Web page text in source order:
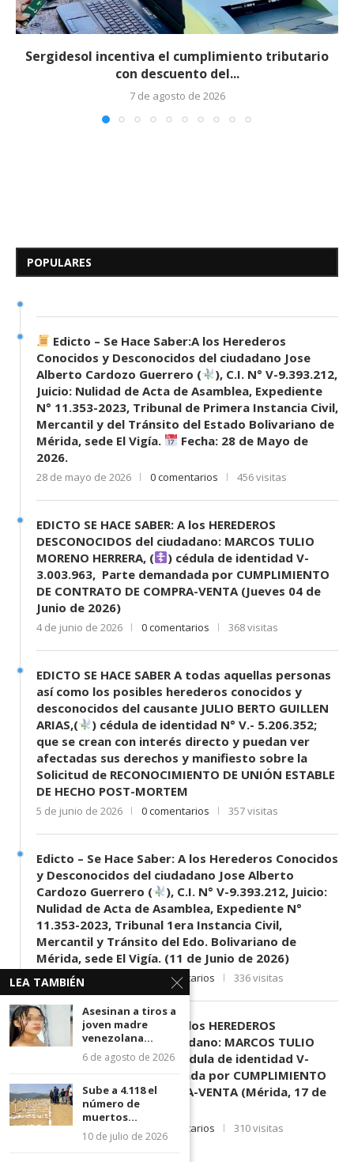
Sergidesol incentiva el cumplimiento tributario
con descuento del...
7 de agosto de 2026
POPULARESDesconocidos del...
Edicto – Se Hace Saber:A los Herederos
Conocidos y Desconocidos del ciudadano Jose
Alberto Cardozo Guerrero (
), C.I. N° V-9.393.212,
Juicio: Nulidad de Acta de Asamblea, Expediente
N° 11.353-2023, Tribunal de Primera Instancia Civil,
Mercantil y del Tránsito del Estado Bolivariano de
Mérida, sede El Vigía.
Fecha: 28 de Mayo de
2026.
28 de mayo de 2026 0 comentarios 456 visitas
EDICTO SE HACE SABER: A los HEREDEROS
DESCONOCIDOS del ciudadano: MARCOS TULIO
MORENO HERRERA, (
) cédula de identidad V-
3.003.963, Parte demandada por CUMPLIMIENTO
DE CONTRATO DE COMPRA-VENTA (Jueves 04 de
Junio de 2026)
4 de junio de 2026 0 comentarios 368 visitas
EDICTO SE HACE SABER A todas aquellas personas
así como los posibles herederos conocidos y
desconocidos del causante JULIO BERTO GUILLEN
ARIAS,(
) cédula de identidad N° V.- 5.206.352;
que se crean con interés directo y puedan ver
afectadas sus derechos y manifiesto sobre la
Solicitud de RECONOCIMIENTO DE UNIÓN ESTABLE
DE HECHO POST-MORTEM
5 de junio de 2026 0 comentarios 357 visitas
Edicto – Se Hace Saber: A los Herederos Conocidos
y Desconocidos del ciudadano Jose Alberto
Cardozo Guerrero (
), C.I. N° V-9.393.212, Juicio:
Nulidad de Acta de Asamblea, Expediente N°
11.353-2023, Tribunal 1era Instancia Civil,
Mercantil y Tránsito del Edo. Bolivariano de
Mérida, sede El Vigía. (11 de Junio de 2026)
11 de junio de 2026 0 comentarios 336 visitas
EDICTO SE HACE SABER: A los HEREDEROS
DESCONOCIDOS del ciudadano: MARCOS TULIO
MORENO HERRERA, (
) cédula de identidad V-
3.003.963, Parte demandada por CUMPLIMIENTO
DE CONTRATO DE COMPRA-VENTA (Mérida, 17 de
Junio de 2026)
17 de junio de 2026 0 comentarios 310 visitas
LEA TAMBIÉN
Asesinan a tiros a
joven madre
venezolana...
6 de agosto de 2026
Sube a 4.118 el
número de
muertos...
10 de julio de 2026